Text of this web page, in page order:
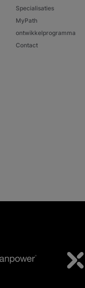
Specialisaties
MyPath
ontwikkelprogramma
Contact